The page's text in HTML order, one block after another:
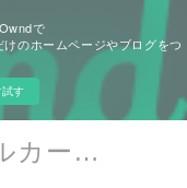
で
けのホームページやブログをつ
す
フルーツベジタブルカービング/本格タイ料理教室 Le Sourire -art de la table-